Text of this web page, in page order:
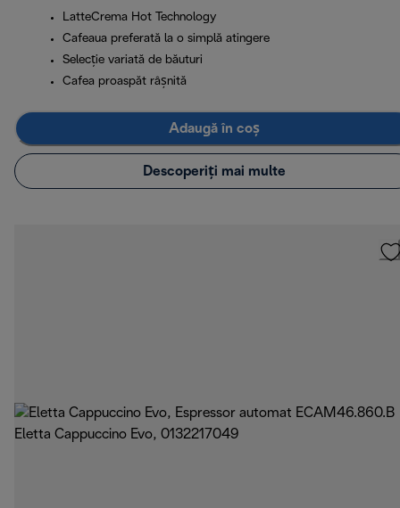
LatteCrema Hot Technology
Cafeaua preferată la o simplă atingere
Selecție variată de băuturi
Cafea proaspăt râșnită
Adaugă în coș
Descoperiți mai multe